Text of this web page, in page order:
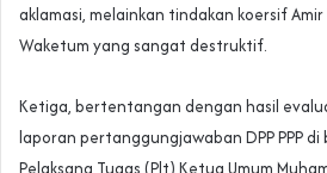
aklamasi, melainkan tindakan koersif
Waketum yang sangat destruktif.
Ketiga, bertentangan dengan hasil
laporan pertanggungjawaban DPP PPP
Pelaksana Tugas (Plt) Ketua Umum